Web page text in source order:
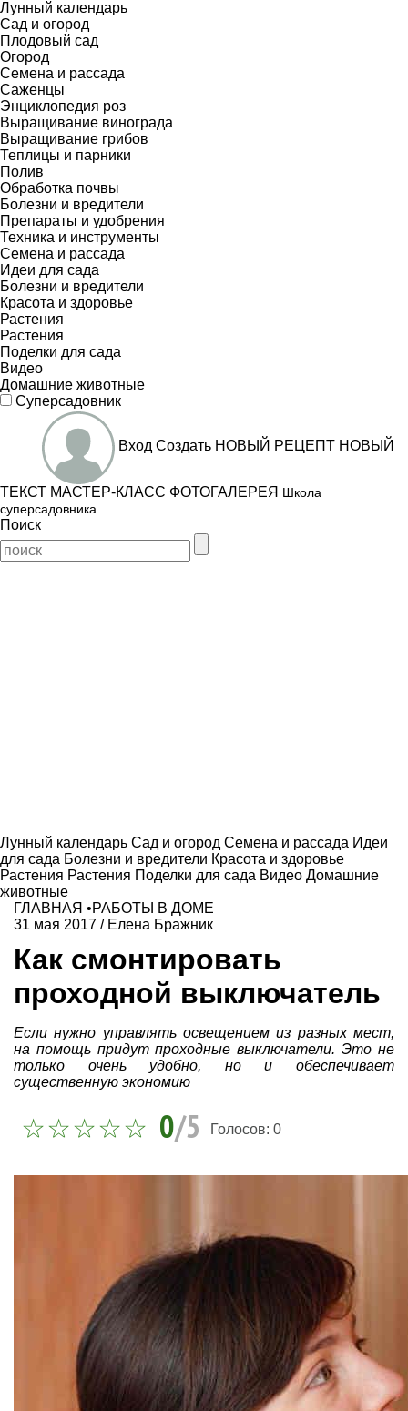
Лунный календарь
Сад и огород
Плодовый сад
Огород
Семена и рассада
Саженцы
Энциклопедия роз
Выращивание винограда
Выращивание грибов
Теплицы и парники
Полив
Обработка почвы
Болезни и вредители
Препараты и удобрения
Техника и инструменты
Семена и рассада
Идеи для сада
Болезни и вредители
Красота и здоровье
Растения
Растения
Поделки для сада
Видео
Домашние животные
Суперсадовник
Вход Создать НОВЫЙ РЕЦЕПТ НОВЫЙ
ТЕКСТ МАСТЕР-КЛАСС ФОТОГАЛЕРЕЯ Школа
суперсадовника
Поиск
Лунный календарь Сад и огород Семена и рассада Идеи
для сада Болезни и вредители Красота и здоровье
Растения Растения Поделки для сада Видео Домашние
животные
ГЛАВНАЯ •РАБОТЫ В ДОМЕ
31 мая 2017 / Елена Бражник
Как смонтировать
проходной выключатель
Если нужно управлять освещением из разных мест,
на помощь придут проходные выключатели. Это не
только очень удобно, но и обеспечивает
существенную экономию
0/5 Голосов: 0